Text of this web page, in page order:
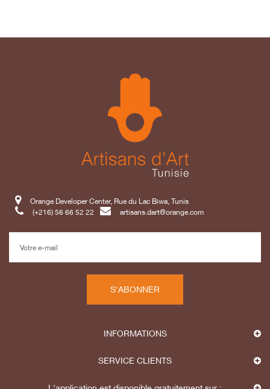
Orange Developer Center, Rue du Lac Biwa, Tunis
(+216) 56 66 52 22
artisans.dart@orange.com
S'ABONNER
INFORMATIONS
SERVICE CLIENTS